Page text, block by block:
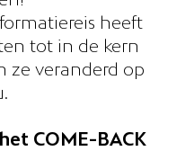
heeft
tot in de kern
ze veranderd op
COME-BACK